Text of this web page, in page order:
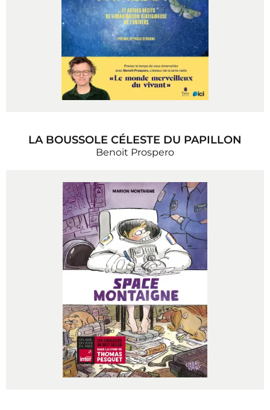
LA BOUSSOLE CÉLESTE DU PAPILLON
Benoit Prospero